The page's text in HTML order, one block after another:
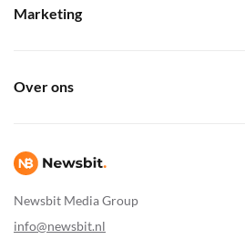
Newsbit Media Group
info@newsbit.nl
Marketing
Over ons